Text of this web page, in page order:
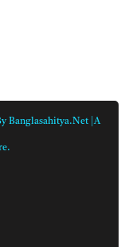
Banglasahitya.net |A